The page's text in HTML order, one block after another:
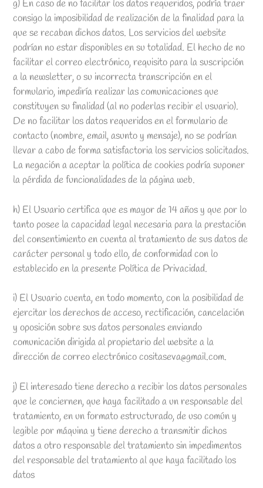
g) En caso de no facilitar los datos requeridos, podría traer
consigo la imposibilidad de realización de la finalidad para la
que se recaban dichos datos. Los servicios del website
podrían no estar disponibles en su totalidad. El hecho de no
facilitar el correo electrónico, requisito para la suscripción
a la newsletter, o su incorrecta transcripción en el
formulario, impediría realizar las comunicaciones que
constituyen su finalidad (al no poderlas recibir el usuario).
De no facilitar los datos requeridos en el formulario de
contacto (nombre, email, asunto y mensaje), no se podrían
llevar a cabo de forma satisfactoria los servicios solicitados.
La negación a aceptar la política de cookies podría suponer
la pérdida de funcionalidades de la página web.
h) El Usuario certifica que es mayor de 14 años y que por lo
tanto posee la capacidad legal necesaria para la prestación
del consentimiento en cuenta al tratamiento de sus datos de
carácter personal y todo ello, de conformidad con lo
establecido en la presente Política de Privacidad.
i) El Usuario cuenta, en todo momento, con la posibilidad de
ejercitar los derechos de acceso, rectificación, cancelación
y oposición sobre sus datos personales enviando
comunicación dirigida al propietario del website a la
dirección de correo electrónico cositaseva@gmail.com.
j) El interesado tiene derecho a recibir los datos personales
que le conciernen, que haya facilitado a un responsable del
tratamiento, en un formato estructurado, de uso común y
legible por máquina y tiene derecho a transmitir dichos
datos a otro responsable del tratamiento sin impedimentos
del responsable del tratamiento al que haya facilitado los
datos